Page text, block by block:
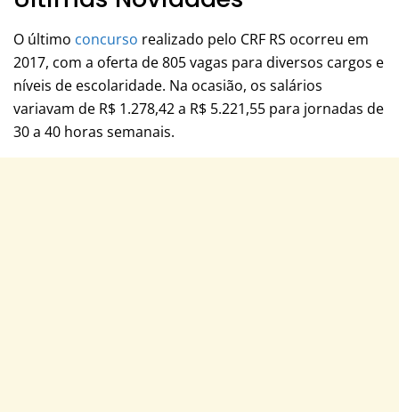
O último concurso realizado pelo CRF RS ocorreu em
2017, com a oferta de 805 vagas para diversos cargos e
níveis de escolaridade. Na ocasião, os salários
variavam de R$ 1.278,42 a R$ 5.221,55 para jornadas de
30 a 40 horas semanais.